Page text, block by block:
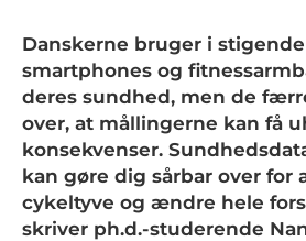
Danskerne bruger i
smartphones og
deres sundhed, men de
over, at mållingerne kan få
konsekvenser.
kan gøre dig sårbar over for
cykeltyve og ændre hele
skriver ph.d.-studerende